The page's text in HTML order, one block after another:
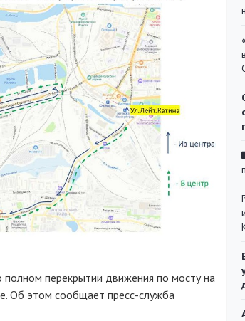
перекрытии движения по мосту на
Об этом сообщает пресс-служба